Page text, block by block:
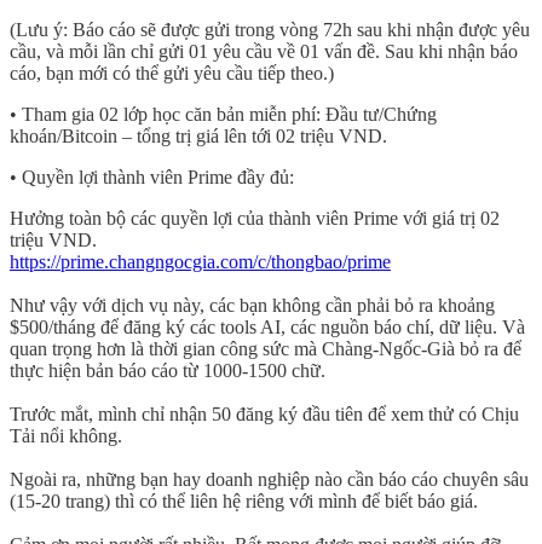
(Lưu ý: Báo cáo sẽ được gửi trong vòng 72h sau khi nhận được yêu
cầu, và mỗi lần chỉ gửi 01 yêu cầu về 01 vấn đề. Sau khi nhận báo
cáo, bạn mới có thể gửi yêu cầu tiếp theo.)
• Tham gia 02 lớp học căn bản miễn phí: Đầu tư/Chứng
khoán/Bitcoin – tổng trị giá lên tới 02 triệu VND.
• Quyền lợi thành viên Prime đầy đủ:
Hưởng toàn bộ các quyền lợi của thành viên Prime với giá trị 02
triệu VND.
https://prime.changngocgia.com/c/thongbao/prime
Như vậy với dịch vụ này, các bạn không cần phải bỏ ra khoảng
$500/tháng để đăng ký các tools AI, các nguồn báo chí, dữ liệu. Và
quan trọng hơn là thời gian công sức mà Chàng-Ngốc-Già bỏ ra để
thực hiện bản báo cáo từ 1000-1500 chữ.
Trước mắt, mình chỉ nhận 50 đăng ký đầu tiên để xem thử có Chịu
Tải nổi không.
Ngoài ra, những bạn hay doanh nghiệp nào cần báo cáo chuyên sâu
(15-20 trang) thì có thể liên hệ riêng với mình để biết báo giá.